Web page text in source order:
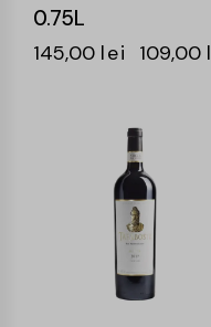
0.75L
145,00 lei 109,00